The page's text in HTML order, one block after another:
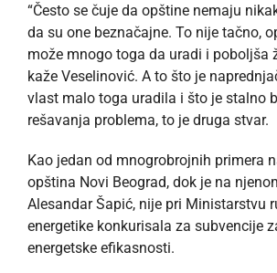
“Često se čuje da opštine nemaju
da su one beznačajne. To nije tačno,
može mnogo toga da uradi i poboljša
kaže Veselinović. A to što je
vlast malo toga uradila i što je stalno
rešavanja problema, to je druga stvar.
Kao jedan od mnogrobrojnih primera
opština Novi Beograd, dok je na
Alesandar Šapić, nije pri Ministarstvu
energetike konkurisala za subvencije
energetske efikasnosti.